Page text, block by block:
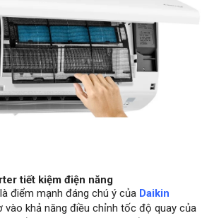
tiết kiệm điện năng
điểm mạnh đáng chú ý của Daikin
vào khả năng điều chỉnh tốc độ quay của